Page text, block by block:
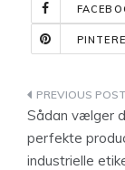
Sådan vælger
perfekte
industrielle